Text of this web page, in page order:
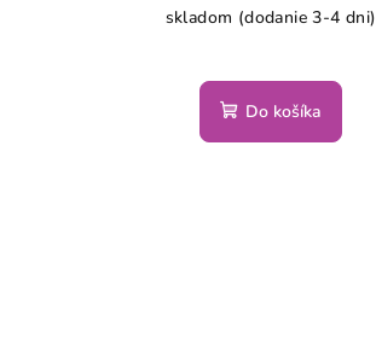
skladom (dodanie 3-4 dni)
Do košíka